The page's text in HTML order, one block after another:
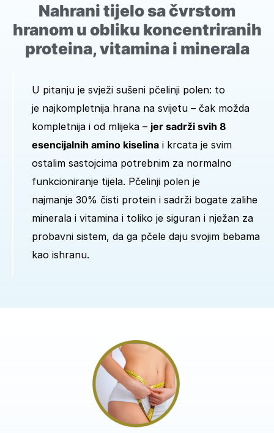
Nahrani tijelo sa čvrstom
hranom u obliku koncentriranih
proteina, vitamina i minerala
U pitanju je svježi sušeni pčelinji polen: to
je najkompletnija hrana na svijetu – čak možda
kompletnija i od mlijeka – jer sadrži svih 8
esencijalnih amino kiselina i krcata je svim
ostalim sastojcima potrebnim za normalno
funkcioniranje tijela. Pčelinji polen je
najmanje 30% čisti protein i sadrži bogate zalihe
minerala i vitamina i toliko je siguran i nježan za
probavni sistem, da ga pčele daju svojim bebama
kao ishranu.